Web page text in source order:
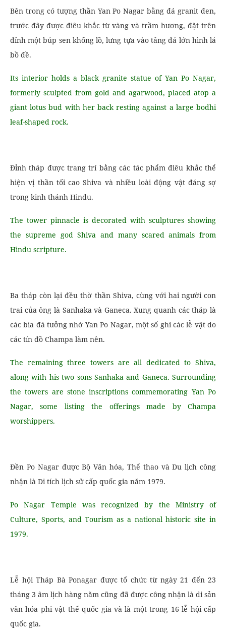
Bên trong có tượng thần Yan Po Nagar bằng đá granit đen,
trước đây được điêu khắc từ vàng và trầm hương, đặt trên
đỉnh một búp sen khổng lồ, lưng tựa vào tảng đá lớn hình lá
bồ đề.
Its interior holds a black granite statue of Yan Po Nagar,
formerly sculpted from gold and agarwood, placed atop a
giant lotus bud with her back resting against a large bodhi
leaf-shaped rock.
Đỉnh tháp được trang trí bằng các tác phẩm điêu khắc thể
hiện vị thần tối cao Shiva và nhiều loài động vật đáng sợ
trong kinh thánh Hindu.
The tower pinnacle is decorated with sculptures showing
the supreme god Shiva and many scared animals from
Hindu scripture.
Ba tháp còn lại đều thờ thần Shiva, cùng với hai người con
trai của ông là Sanhaka và Ganeca. Xung quanh các tháp là
các bia đá tưởng nhớ Yan Po Nagar, một số ghi các lễ vật do
các tín đồ Champa làm nên.
The remaining three towers are all dedicated to Shiva,
along with his two sons Sanhaka and Ganeca. Surrounding
the towers are stone inscriptions commemorating Yan Po
Nagar, some listing the offerings made by Champa
worshippers.
Đền Po Nagar được Bộ Văn hóa, Thể thao và Du lịch công
nhận là Di tích lịch sử cấp quốc gia năm 1979.
Po Nagar Temple was recognized by the Ministry of
Culture, Sports, and Tourism as a national historic site in
1979.
Lễ hội Tháp Bà Ponagar được tổ chức từ ngày 21 đến 23
tháng 3 âm lịch hàng năm cũng đã được công nhận là di sản
văn hóa phi vật thể quốc gia và là một trong 16 lễ hội cấp
quốc gia.